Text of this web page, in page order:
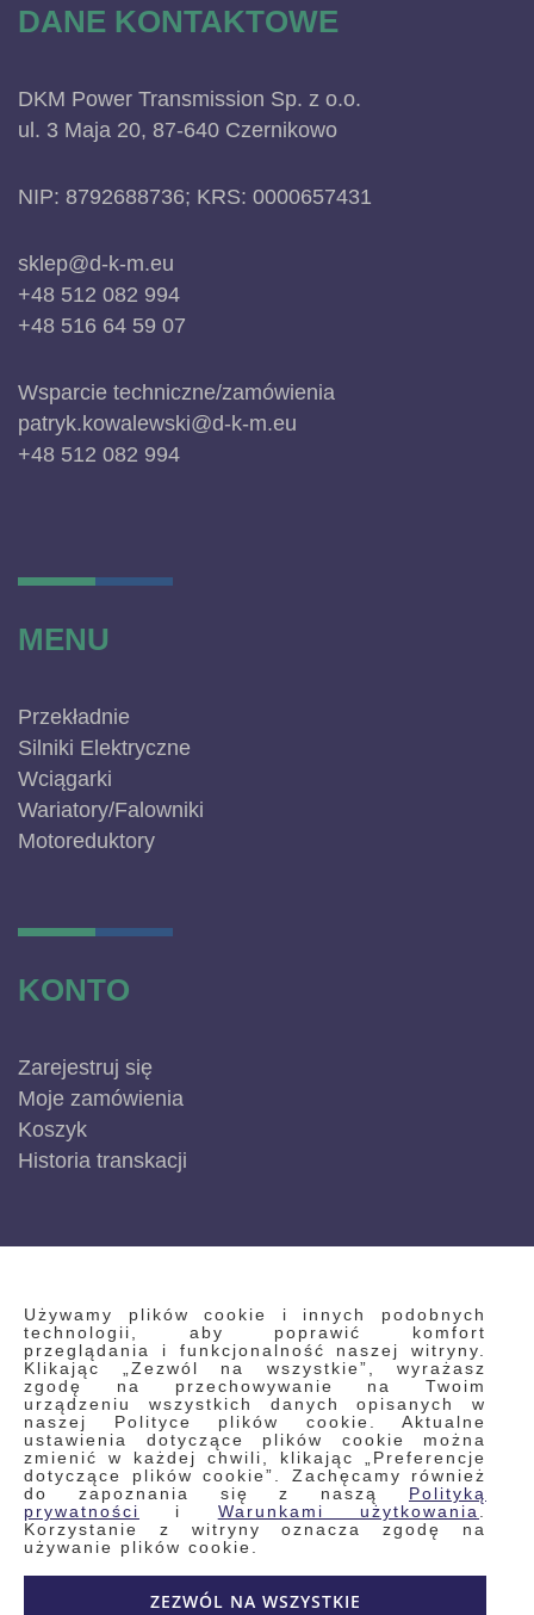
Używamy plików cookie i innych podobnych
technologii, aby poprawić komfort
przeglądania i funkcjonalność naszej witryny.
Klikając „Zezwól na wszystkie”, wyrażasz
zgodę na przechowywanie na Twoim
urządzeniu wszystkich danych opisanych w
naszej Polityce plików cookie. Aktualne
ustawienia dotyczące plików cookie można
zmienić w każdej chwili, klikając „Preferencje
dotyczące plików cookie”. Zachęcamy również
do zapoznania się z naszą Polityką
prywatności
i Warunkami użytkowania
Korzystanie z witryny oznacza zgodę na
używanie plików cookie.
ZEZWÓL NA WSZYSTKIE
DANE KONTAKTOWE
DKM Power Transmission Sp. z o.o.
ul. 3 Maja 20, 87-640 Czernikowo
NIP: 8792688736; KRS: 0000657431
sklep@d-k-m.eu
+48 512 082 994
+48 516 64 59 07
Wsparcie techniczne/zamówienia
patryk.kowalewski@d-k-m.eu
+48 512 082 994
MENU
Przekładnie
Silniki Elektryczne
Wciągarki
Wariatory/Falowniki
Motoreduktory
KONTO
Zarejestruj się
Moje zamówienia
Koszyk
Historia transkacji
INFORMACJE
Regulamin
Polityka prywatności i pliki cookie
Wyszukiwane frazy
Wyszukiwanie zaawansowane
Zamówienia
Skontaktuj się z nami
Odstąp od umowy